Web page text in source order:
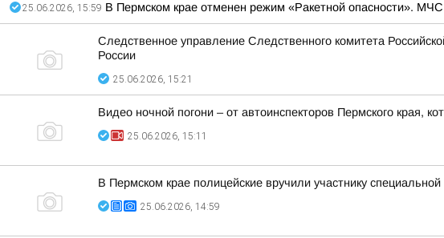
25.06.2026, 15:59 В Пермском крае отменен режим «Ракетной опасности». МЧС
Следственное управление Следственного комитета
России
25.06.2026, 15:21
Видео ночной погони – от автоинспекторов Пермского края,
25.06.2026, 15:11
В Пермском крае полицейские вручили участнику
25.06.2026, 14:59